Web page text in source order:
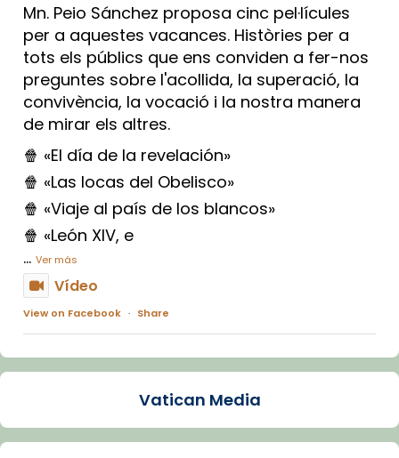
Mn. Peio Sánchez proposa cinc pel·lícules
per a aquestes vacances. Històries per a
tots els públics que ens conviden a fer-nos
preguntes sobre l'acollida, la superació, la
convivència, la vocació i la nostra manera
de mirar els altres.
🍿 «El día de la revelación»
🍿 «Las locas del Obelisco»
🍿 «Viaje al país de los blancos»
🍿 «León XIV, e
... Ver más
Vídeo
View on Facebook · Share
Arquebisbat de Barcelona
La Carmina va patir depressió. Fa gairebé
dos mesos, a l'Estadi Lluís Companys, la
Vatican Media